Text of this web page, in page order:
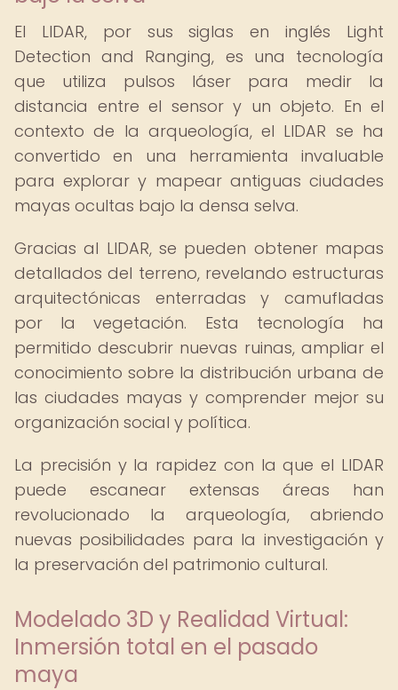
El LIDAR, por sus siglas en inglés Light
Detection and Ranging, es una tecnología
que utiliza pulsos láser para medir la
distancia entre el sensor y un objeto. En el
contexto de la arqueología, el LIDAR se ha
convertido en una herramienta invaluable
para explorar y mapear antiguas ciudades
mayas ocultas bajo la densa selva.
Gracias al LIDAR, se pueden obtener mapas
detallados del terreno, revelando estructuras
arquitectónicas enterradas y camufladas
por la vegetación. Esta tecnología ha
permitido descubrir nuevas ruinas, ampliar el
conocimiento sobre la distribución urbana de
las ciudades mayas y comprender mejor su
organización social y política.
La precisión y la rapidez con la que el LIDAR
puede escanear extensas áreas han
revolucionado la arqueología, abriendo
nuevas posibilidades para la investigación y
la preservación del patrimonio cultural.
Modelado 3D y Realidad Virtual:
Inmersión total en el pasado
maya